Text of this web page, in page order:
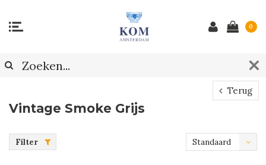
0
Terug
Vintage Smoke Grijs
Filter Standaard